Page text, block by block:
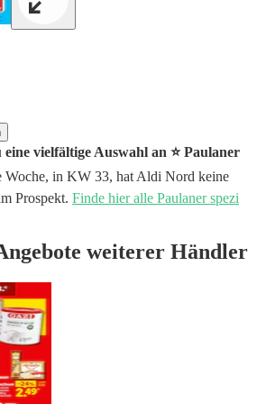
vielfältige Auswahl an ⭐️ Paulaner
Woche, in KW 33, hat Aldi Nord keine
Prospekt. Finde hier alle Paulaner spezi
weiterer Händler